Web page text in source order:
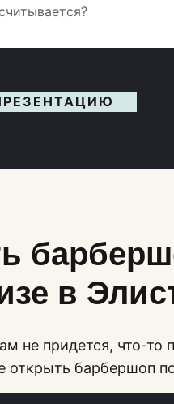
в
не придется, что-то
открыть барбершоп